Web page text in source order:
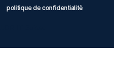
politique de confidentialité